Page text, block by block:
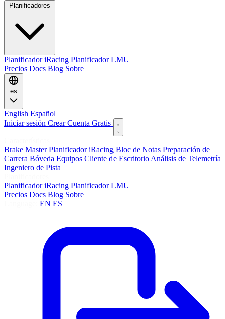
Planificador iRacing Planificador LMU
Precios Docs Blog Sobre
es
English Español
Iniciar sesión Crear Cuenta Gratis
Brake MasterPlanificador iRacing Bloc de Notas Preparación de
Carrera Bóveda Equipos Cliente de Escritorio Análisis de Telemetría
Ingeniero de Pista
Planificador iRacing Planificador LMU
Precios Docs Blog Sobre
EN ES